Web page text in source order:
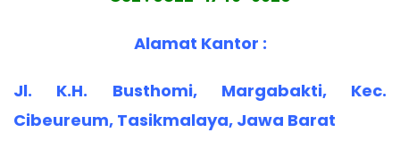
Alamat Kantor :
Jl. K.H. Busthomi, Margabakti, Kec.
Cibeureum, Tasikmalaya, Jawa Barat